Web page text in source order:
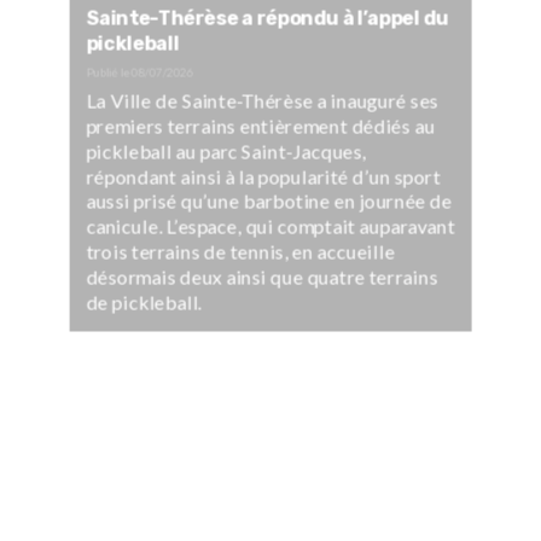
Sainte-Thérèse a répondu à l’appel du
pickleball
La Ville de Sainte-Thérèse a inauguré ses
premiers terrains entièrement dédiés au
pickleball au parc Saint-Jacques,
répondant ainsi à la popularité d’un sport
aussi prisé qu’une barbotine en journée de
canicule. L’espace, qui comptait auparavant
trois terrains de tennis, en accueille
désormais deux ainsi que quatre terrains
de pickleball.